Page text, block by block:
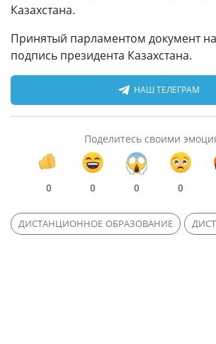
Казахстана.
Принятый парламентом документ
подпись президента Казахстана.
НАШ ТЕЛЕГРАМ
Поделитесь своими
0 0 0 0
ДИСТАНЦИОННОЕ ОБРАЗОВАНИЕ